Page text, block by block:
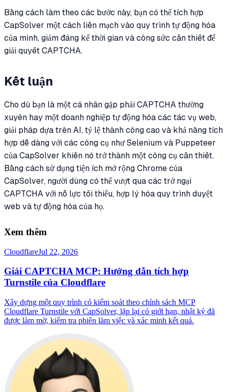
Bằng cách làm theo các bước này, bạn có thể tích hợp
CapSolver một cách liền mạch vào quy trình tự động hóa
của mình, giảm đáng kể thời gian và công sức cần thiết để
giải quyết CAPTCHA.
Kết luận
Cho dù bạn là một cá nhân gặp phải CAPTCHA thường
xuyên hay một doanh nghiệp tự động hóa các tác vụ web,
giải pháp dựa trên AI, tỷ lệ thành công cao và khả năng tích
hợp dễ dàng với các công cụ như Selenium và Puppeteer
của CapSolver khiến nó trở thành một công cụ cần thiết.
Bằng cách sử dụng tiện ích mở rộng Chrome của
CapSolver, người dùng có thể vượt qua các trở ngại
CAPTCHA với nỗ lực tối thiểu, hợp lý hóa quy trình duyệt
web và tự động hóa của họ.
Xem thêm
CloudflareJul 22, 2026
Giải CAPTCHA MCP: Hướng dẫn tích hợp
Turnstile của Cloudflare
Xây dựng một quy trình có kiểm soát theo chính sách MCP
Cloudflare Turnstile với CapSolver, lặp lại có giới hạn, nhật ký đã
được làm mờ, kiểm tra phiên làm việc và xác minh kết quả.